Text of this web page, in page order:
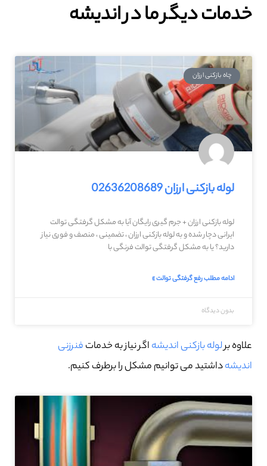
خدمات دیگر ما در اندیشه
چاه بازکنی ارزان
لوله بازکنی ارزان 02636208689
لوله بازکنی ارزان + جرم گیری رایگان آیا به مشکل گرفتگی توالت
ایرانی دچار شده و به لوله بازکنی ارزان ، تضمینی ، منصف و فوری نیاز
دارید؟ یا به مشکل گرفتگی توالت فرنگی با
ادامه مطلب رفع گرفتگی توالت »
بدون دیدگاه
علاوه برلوله بازکنی اندیشهاگر نیاز به خدماتفنرزنی
اندیشهداشتید می توانیم مشکل را برطرف کنیم.